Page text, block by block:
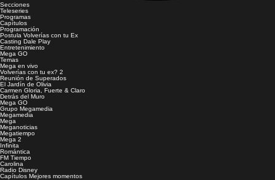
Secciones
Teleseries
Programas
Capítulos
Programación
Postula Volverías con tu Ex
Casting Dale Play
Entretenimiento
Mega GO
Temas
Mega en vivo
Volverías con tu ex? 2
Reunión de Superados
El Jardín de Olivia
Carmen Gloria, Fuerte & Claro
Detrás del Muro
Mega GO
Grupo Megamedia
Megamedia
Mega
Meganoticias
Megatiempo
Mega 2
Infinita
Romántica
FM Tiempo
Carolina
Radio Disney
Capítulos Mejores momentos